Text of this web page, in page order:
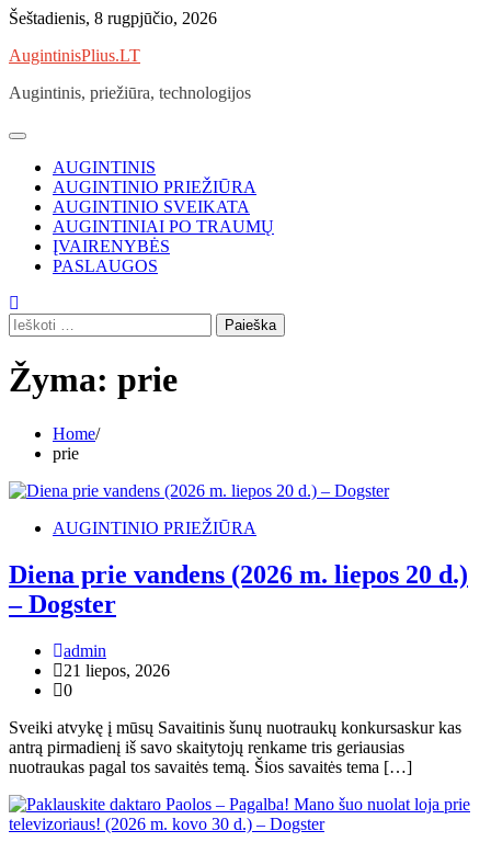
Skip
content
Šeštadienis, 8 rugpjūčio, 2026
AugintinisPlius.LT
Augintinis, priežiūra, technologijos
AUGINTINIS
AUGINTINIO PRIEŽIŪRA
AUGINTINIO SVEIKATA
AUGINTINIAI PO TRAUMŲ
ĮVAIRENYBĖS
PASLAUGOS
Ieškoti:
Žyma: prie
Home
prie
AUGINTINIO PRIEŽIŪRA
Diena prie vandens (2026 m. liepos 20 d.)
– Dogster
admin
21 liepos, 2026
0
Sveiki atvykę į mūsų Savaitinis šunų nuotraukų konkursaskur kas
antrą pirmadienį iš savo skaitytojų renkame tris geriausias
nuotraukas pagal tos savaitės temą. Šios savaitės tema […]